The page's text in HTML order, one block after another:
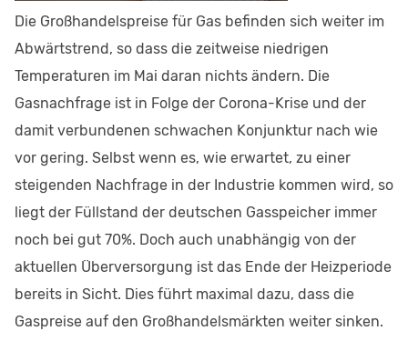
Die Großhandelspreise für Gas befinden sich weiter im
Abwärtstrend, so dass die zeitweise niedrigen
Temperaturen im Mai daran nichts ändern. Die
Gasnachfrage ist in Folge der Corona-Krise und der
damit verbundenen schwachen Konjunktur nach wie
vor gering. Selbst wenn es, wie erwartet, zu einer
steigenden Nachfrage in der Industrie kommen wird, so
liegt der Füllstand der deutschen Gasspeicher immer
noch bei gut 70%. Doch auch unabhängig von der
aktuellen Überversorgung ist das Ende der Heizperiode
bereits in Sicht. Dies führt maximal dazu, dass die
Gaspreise auf den Großhandelsmärkten weiter sinken.